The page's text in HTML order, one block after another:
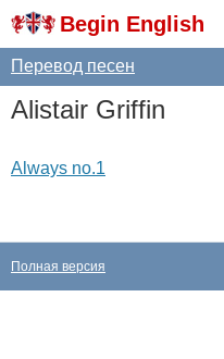
Begin English
Перевод песен
Alistair Griffin
Always no.1
Полная версия